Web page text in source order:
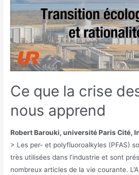
Ce que la crise
nous apprend
Robert Barouki, université Paris Cité,
> Les per- et polyfluoroalkyles (PFAS)
très utilisées dans l’industrie et sont
nombreux articles de la vie courante.